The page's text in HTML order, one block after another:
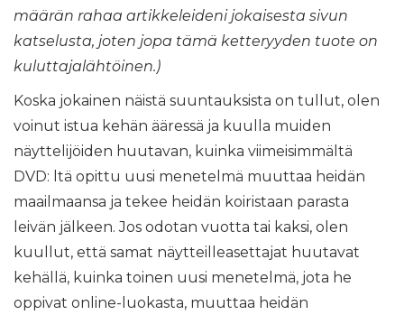
määrän rahaa artikkeleideni jokaisesta sivun
katselusta, joten jopa tämä ketteryyden tuote on
kuluttajalähtöinen.)
Koska jokainen näistä suuntauksista on tullut, olen
voinut istua kehän ääressä ja kuulla muiden
näyttelijöiden huutavan, kuinka viimeisimmältä
DVD: ltä opittu uusi menetelmä muuttaa heidän
maailmaansa ja tekee heidän koiristaan ​​parasta
leivän jälkeen. Jos odotan vuotta tai kaksi, olen
kuullut, että samat näytteilleasettajat huutavat
kehällä, kuinka toinen uusi menetelmä, jota he
oppivat online-luokasta, muuttaa heidän